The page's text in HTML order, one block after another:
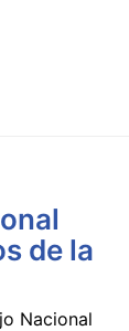
de la
Nacional